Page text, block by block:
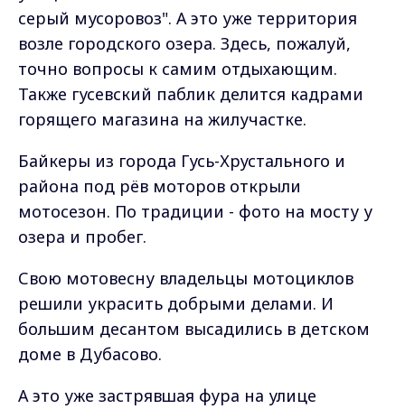
серый мусоровоз". А это уже территория
возле городского озера. Здесь, пожалуй,
точно вопросы к самим отдыхающим.
Также гусевский паблик делится кадрами
горящего магазина на жилучастке.
Байкеры из города Гусь-Хрустального и
района под рёв моторов открыли
мотосезон. По традиции - фото на мосту у
озера и пробег.
Свою мотовесну владельцы мотоциклов
решили украсить добрыми делами. И
большим десантом высадились в детском
доме в Дубасово.
А это уже застрявшая фура на улице